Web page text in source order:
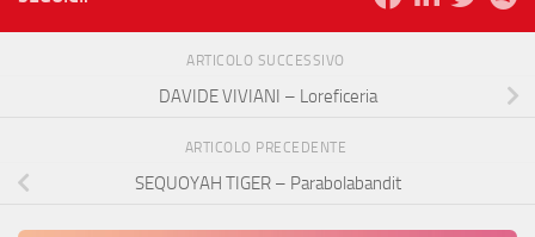
ARTICOLO SUCCESSIVO
DAVIDE VIVIANI – Loreficeria
ARTICOLO PRECEDENTE
SEQUOYAH TIGER – Parabolabandit